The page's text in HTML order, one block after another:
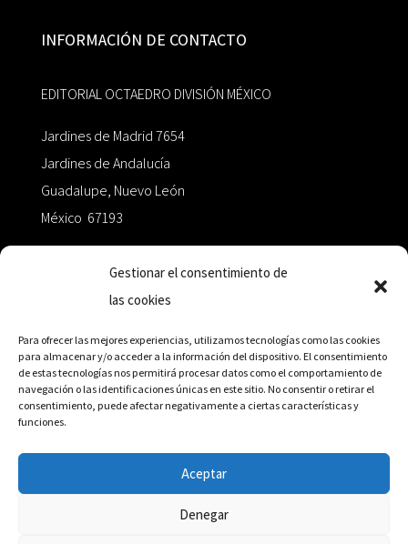
Gestionar el consentimiento de
las cookies
Para ofrecer las mejores experiencias, utilizamos tecnologías como las cookies
para almacenar y/o acceder a la información del dispositivo. El consentimiento
de estas tecnologías nos permitirá procesar datos como el comportamiento de
navegación o las identificaciones únicas en este sitio. No consentir o retirar el
consentimiento, puede afectar negativamente a ciertas características y
funciones.
Aceptar
Denegar
INFORMACIÓN DE CONTACTO
EDITORIAL OCTAEDRO DIVISIÓN MÉXICO
Jardines de Madrid 7654
Jardines de Andalucía
Guadalupe, Nuevo León
México 67193
+52 811.499.5638
RED DE DISTRIBUCIÓN